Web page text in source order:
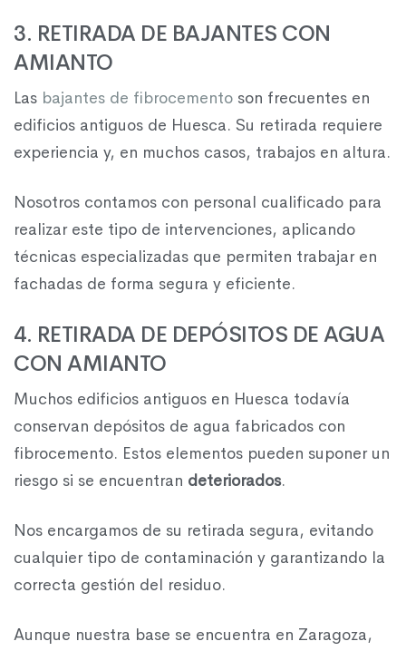
3. RETIRADA DE BAJANTES CON
AMIANTO
Las bajantes de fibrocemento son frecuentes en
edificios antiguos de Huesca. Su retirada requiere
experiencia y, en muchos casos, trabajos en altura.
Nosotros contamos con personal cualificado para
realizar este tipo de intervenciones, aplicando
técnicas especializadas que permiten trabajar en
fachadas de forma segura y eficiente.
4. RETIRADA DE DEPÓSITOS DE AGUA
CON AMIANTO
Muchos edificios antiguos en Huesca todavía
conservan depósitos de agua fabricados con
fibrocemento. Estos elementos pueden suponer un
riesgo si se encuentran deteriorados.
Nos encargamos de su retirada segura, evitando
cualquier tipo de contaminación y garantizando la
correcta gestión del residuo.
Aunque nuestra base se encuentra en Zaragoza,